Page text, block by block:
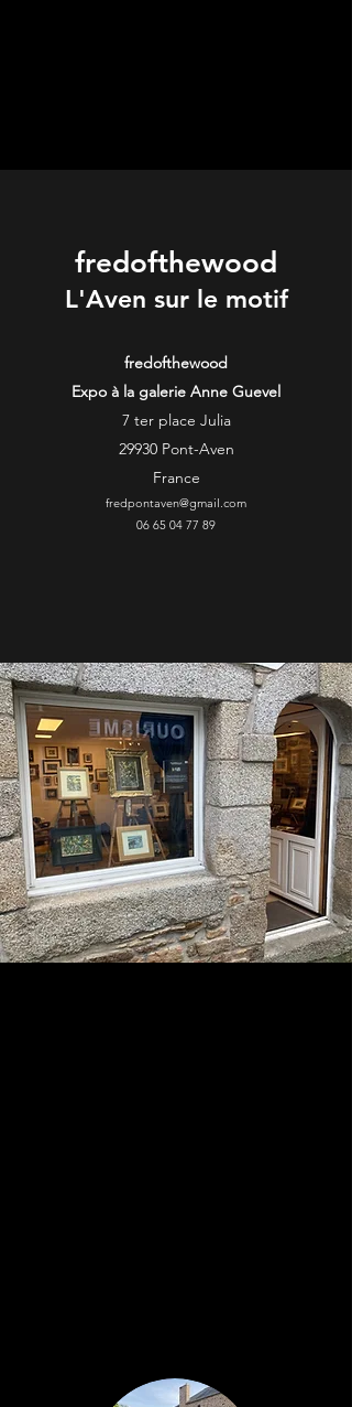
fredofthewood
L'Aven sur le motif
fredofthewood
Expo à la galerie Anne Guevel
7 ter place Julia
29930 Pont-Aven
France
fredpontaven@gmail.com
06 65 04 77 89